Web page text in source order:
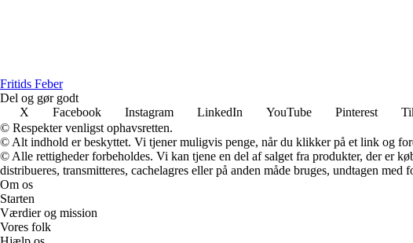
Fritids Feber
Del og gør godt
X
Facebook Instagram LinkedIn YouTube Pinterest
© Respekter venligst ophavsretten.
© Alt indhold er beskyttet. Vi tjener muligvis penge, når du klikker på et link og
© Alle rettigheder forbeholdes. Vi kan tjene en del af salget fra produkter, der er
distribueres, transmitteres, cachelagres eller på anden måde bruges, undtagen
Om os
Starten
Værdier og mission
Vores folk